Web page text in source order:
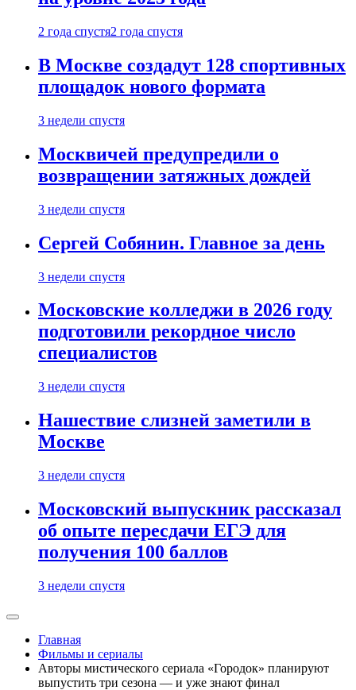
2 года спустя2 года спустя
В Москве создадут 128 спортивных
площадок нового формата
3 недели спустя
Москвичей предупредили о
возвращении затяжных дождей
3 недели спустя
Сергей Собянин. Главное за день
3 недели спустя
Московские колледжи в 2026 году
подготовили рекордное число
специалистов
3 недели спустя
Нашествие слизней заметили в
Москве
3 недели спустя
Московский выпускник рассказал
об опыте пересдачи ЕГЭ для
получения 100 баллов
3 недели спустя
Главная
Фильмы и сериалы
Авторы мистического сериала «Городок» планируют
выпустить три сезона — и уже знают финал